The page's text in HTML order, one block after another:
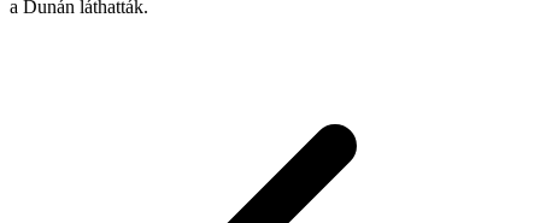
a Dunán láthatták.